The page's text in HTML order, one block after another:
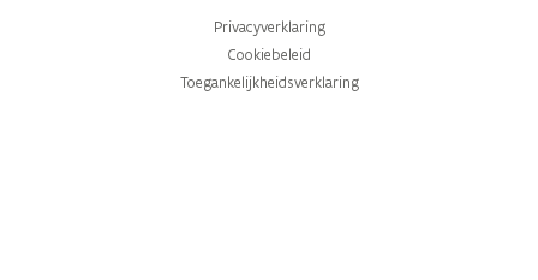
Privacyverklaring
Cookiebeleid
Toegankelijkheidsverklaring